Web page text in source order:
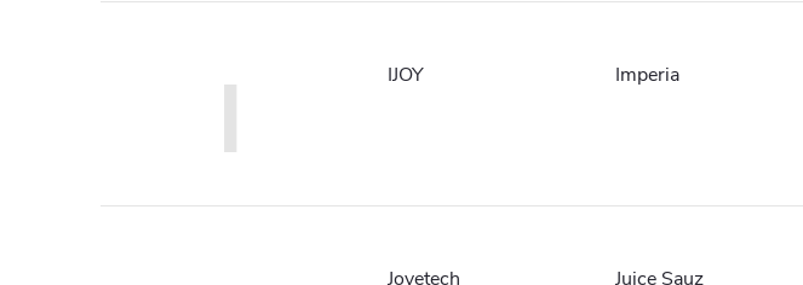
I IJOY Imperia
Joyetech Juice Sauz